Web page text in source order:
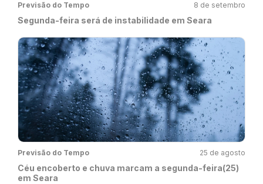
Previsão do Tempo 8 de setembro
Segunda-feira será de instabilidade em Seara
Previsão do Tempo 25 de agosto
Céu encoberto e chuva marcam a segunda-feira(25)
em Seara